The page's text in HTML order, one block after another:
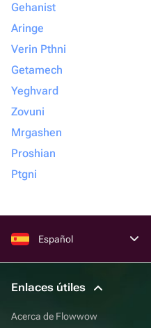
Gehanist
Aringe
Verin Pthni
Getamech
Yeghvard
Zovuni
Mrgashen
Proshian
Ptgni
Español
Enlaces útiles
Acerca de Flowwow